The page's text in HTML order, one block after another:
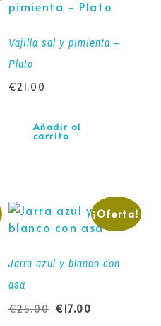
Vajilla sal y pimienta –
Plato
€21.00
Añadir al
carrito
¡Oferta!
Jarra azul y blanco con
asa
€25.00 € 17.00